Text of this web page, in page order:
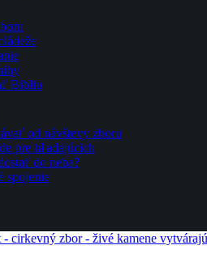
Bibliu
od návštevy zboru
pre hľadajúcich
do neba?
spojenie